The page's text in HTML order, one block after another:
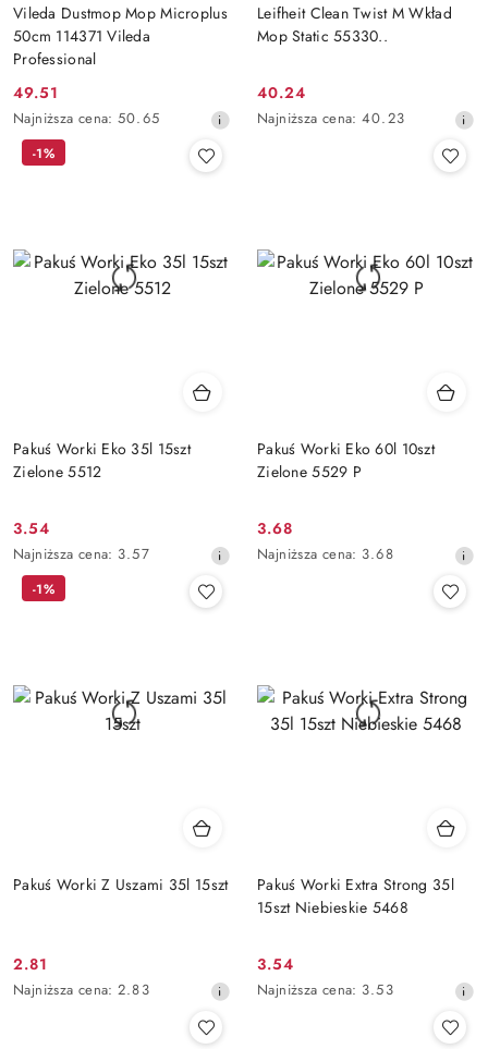
Vileda Dustmop Mop Microplus
50cm 114371 Vileda
Professional
Cena
promocyjna:
49.51
Najniższa
cena
Najniższa cena: 50.65
Leifheit Clean Twist M Wkład
Mop Static 55330..
Cena
promocyjna:
40.24
Najniższa
Najniższa cena: 40.23
Pakuś Worki Eko 35l 15szt
Zielone 5512
Cena
promocyjna:
3.54
Najniższa
cena
Najniższa cena: 3.57
-1%
Pakuś Worki Eko 60l 10szt
Zielone 5529 P
Cena
promocyjna:
3.68
Najniższa
Najniższa cena: 3.68
Pakuś Worki Z Uszami 35l 15szt
Cena
promocyjna:
2.81
Najniższa
Najniższa cena: 2.83
-1%
Pakuś Worki Extra Strong 35l
15szt Niebieskie 5468
Cena
promocyjna:
3.54
Najniższa
Najniższa cena: 3.53